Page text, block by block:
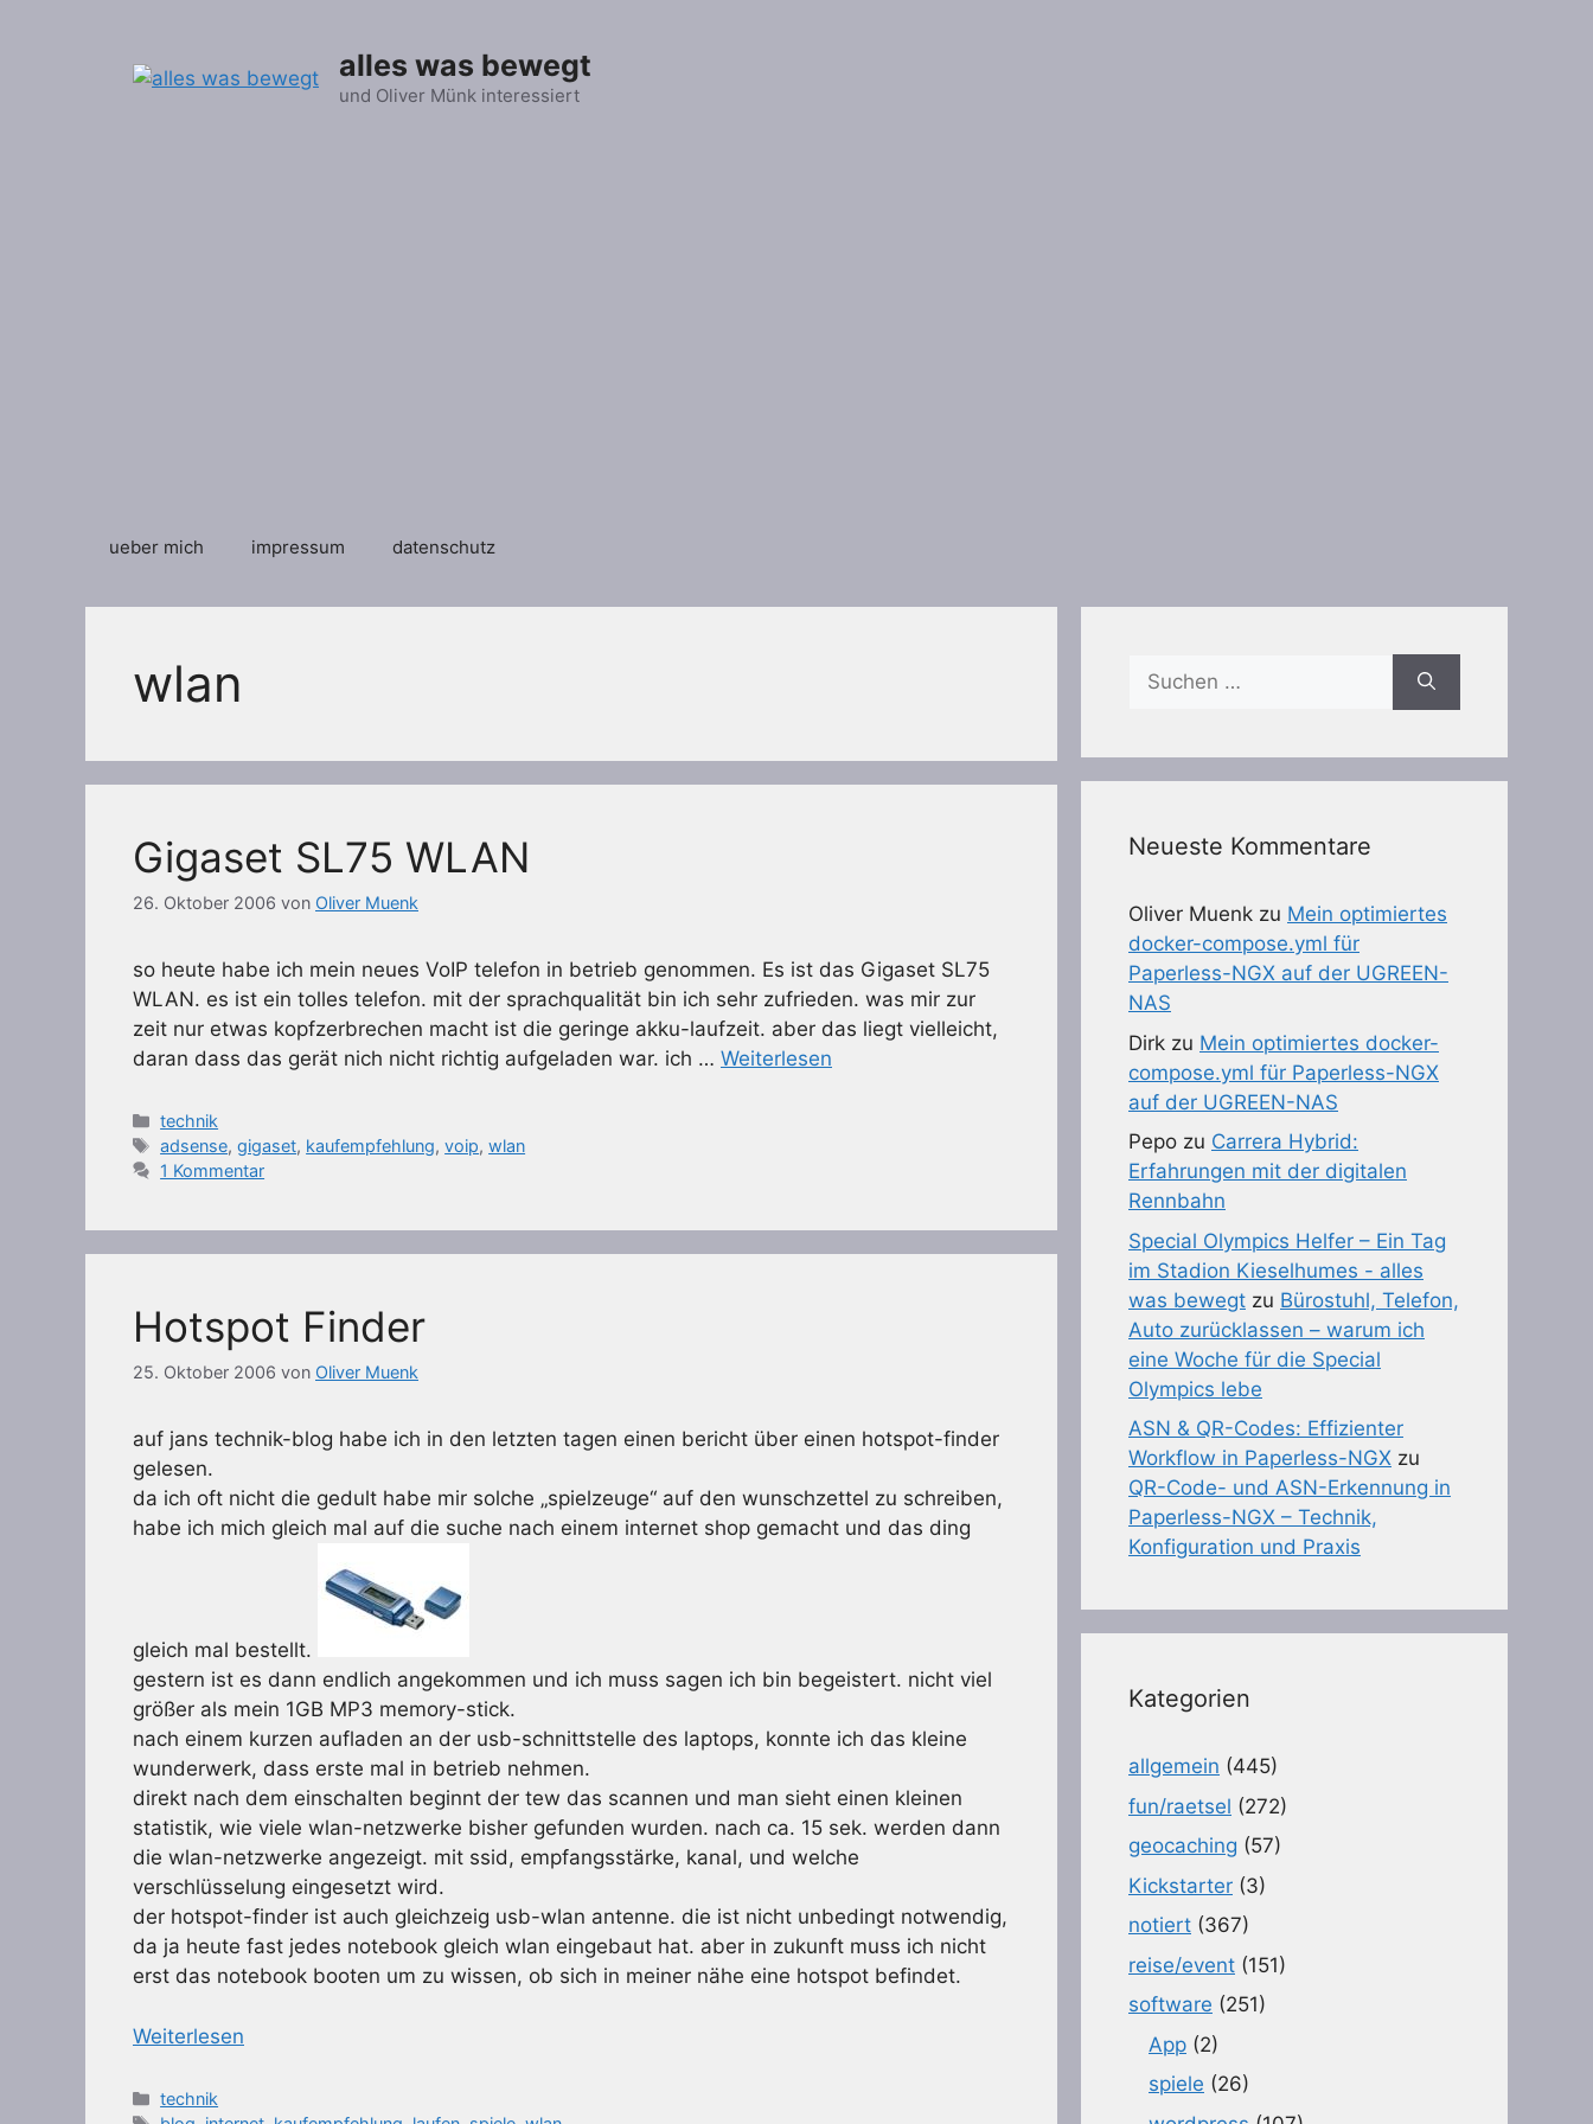
alles was bewegt
und Oliver Münk interessiert
ueber mich impressum datenschutz
wlan
Gigaset SL75 WLAN
26. Oktober 2006 von Oliver Muenk
so heute habe ich mein neues VoIP telefon in betrieb genommen. Es ist das Gigaset SL75
WLAN. es ist ein tolles telefon. mit der sprachqualität bin ich sehr zufrieden. was mir zur
zeit nur etwas kopfzerbrechen macht ist die geringe akku-laufzeit. aber das liegt vielleicht,
daran dass das gerät nich nicht richtig aufgeladen war. ich … Weiterlesen
Kategorien
technik
Schlagwörter
adsense,gigaset, kaufempfehlung,voip,wlan
1 Kommentar
Hotspot Finder
25. Oktober 2006 von Oliver Muenk
auf jans technik-blog habe ich in den letzten tagen einen bericht über einen hotspot-finder
gelesen.
da ich oft nicht die gedult habe mir solche „spielzeuge“ auf den wunschzettel zu schreiben,
habe ich mich gleich mal auf die suche nach einem internet shop gemacht und das ding
gleich mal bestellt.
gestern ist es dann endlich angekommen und ich muss sagen ich bin begeistert. nicht viel
größer als mein 1GB MP3 memory-stick.
nach einem kurzen aufladen an der usb-schnittstelle des laptops, konnte ich das kleine
wunderwerk, dass erste mal in betrieb nehmen.
direkt nach dem einschalten beginnt der tew das scannen und man sieht einen kleinen
statistik, wie viele wlan-netzwerke bisher gefunden wurden. nach ca. 15 sek. werden dann
die wlan-netzwerke angezeigt. mit ssid, empfangsstärke, kanal, und welche
verschlüsselung eingesetzt wird.
der hotspot-finder ist auch gleichzeig usb-wlan antenne. die ist nicht unbedingt notwendig,
da ja heute fast jedes notebook gleich wlan eingebaut hat. aber in zukunft muss ich nicht
erst das notebook booten um zu wissen, ob sich in meiner nähe eine hotspot befindet.
Weiterlesen
Kategorien
technik
Suchen
nach:
Neueste Kommentare
Oliver Muenk zu Mein optimiertes
docker-compose.yml für
Paperless-NGX auf der UGREEN-
NAS
Dirk zu Mein optimiertes docker-
compose.yml für Paperless-NGX
auf der UGREEN-NAS
Pepo zu Carrera Hybrid:
Erfahrungen mit der digitalen
Rennbahn
Special Olympics Helfer – Ein Tag
im Stadion Kieselhumes - alles
was bewegt zu Bürostuhl, Telefon,
Auto zurücklassen – warum ich
eine Woche für die Special
Olympics lebe
ASN & QR-Codes: Effizienter
Workflow in Paperless-NGX zu
QR-Code- und ASN-Erkennung in
Paperless-NGX – Technik,
Konfiguration und Praxis
Kategorien
allgemein (445)
fun/raetsel (272)
geocaching (57)
Kickstarter (3)
notiert (367)
reise/event (151)
software (251)
App (2)
spiele (26)